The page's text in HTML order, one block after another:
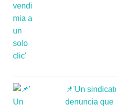
📌'Un
denuncia que